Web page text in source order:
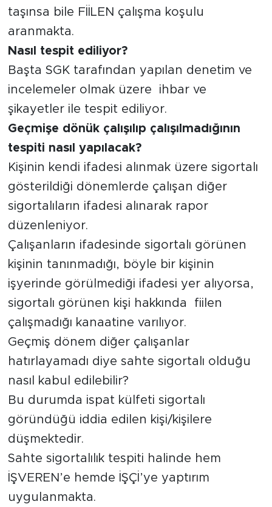
taşınsa bile FİİLEN çalışma koşulu
aranmakta.
Nasıl tespit ediliyor?
Başta SGK tarafından yapılan denetim ve
incelemeler olmak üzere ihbar ve
şikayetler ile tespit ediliyor.
Geçmişe dönük çalışılıp çalışılmadığının
tespiti nasıl yapılacak?
Kişinin kendi ifadesi alınmak üzere sigortalı
gösterildiği dönemlerde çalışan diğer
sigortalıların ifadesi alınarak rapor
düzenleniyor.
Çalışanların ifadesinde sigortalı görünen
kişinin tanınmadığı, böyle bir kişinin
işyerinde görülmediği ifadesi yer alıyorsa,
sigortalı görünen kişi hakkında fiilen
çalışmadığı kanaatine varılıyor.
Geçmiş dönem diğer çalışanlar
hatırlayamadı diye sahte sigortalı olduğu
nasıl kabul edilebilir?
Bu durumda ispat külfeti sigortalı
göründüğü iddia edilen kişi/kişilere
düşmektedir.
Sahte sigortalılık tespiti halinde hem
İŞVEREN’e hemde İŞÇİ’ye yaptırım
uygulanmakta.